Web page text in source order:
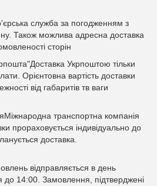
служба за погодженням з
Також можлива адресна доставка
сторін
Укрпоштою тільки
Орієнтовна вартість доставки
від габаритів тв ваги
транспортна компанія
прораховується індивідуально до
доставка.
відправляється в день
14:00. Замовлення, підтверджені